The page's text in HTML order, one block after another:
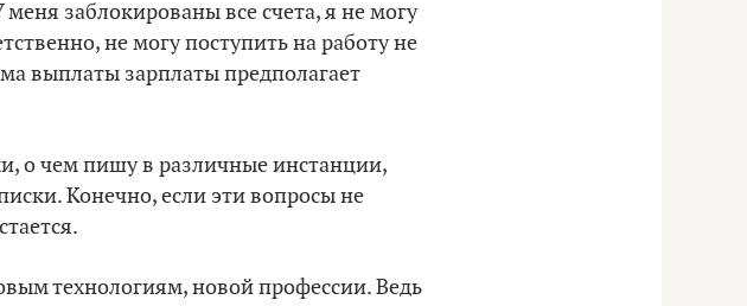
заблокированы все счета, я не могу
не могу поступить на работу не
выплаты зарплаты предполагает
о чем пишу в различные инстанции,
Конечно, если эти вопросы не
технологиям, новой профессии. Ведь